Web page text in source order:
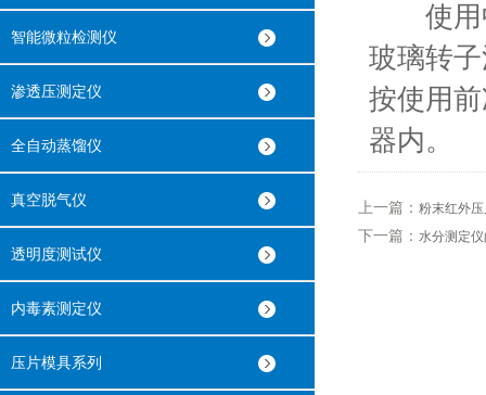
智能微粒检测仪
渗透压测定仪
全自动蒸馏仪
真空脱气仪
透明度测试仪
内毒素测定仪
压片模具系列
使用中
玻璃转
按使用
器内。
上一篇： 粉末红外
下一篇： 水分测定